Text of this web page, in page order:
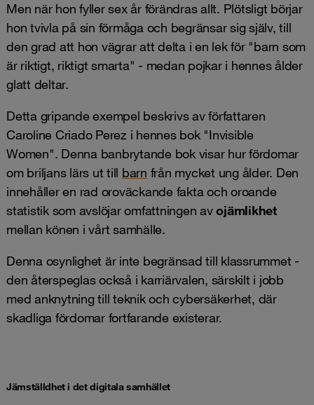
Men när hon fyller sex år förändras allt. Plötsligt börjar
hon tvivla på sin förmåga och begränsar sig själv, till
den grad att hon vägrar att delta i en lek för "barn som
är riktigt, riktigt smarta" - medan pojkar i hennes ålder
glatt deltar.
Detta gripande exempel beskrivs av författaren
Caroline Criado Perez i hennes bok "Invisible
Women". Denna banbrytande bok visar hur fördomar
om briljans lärs ut till barn från mycket ung ålder. Den
innehåller en rad oroväckande fakta och oroande
statistik som avslöjar omfattningen avojämlikhet
mellan könen i vårt samhälle.
Denna osynlighet är inte begränsad till klassrummet -
den återspeglas också i karriärvalen, särskilt i jobb
med anknytning till teknik och cybersäkerhet, där
skadliga fördomar fortfarande existerar.
Jämställdhet i det digitala samhället